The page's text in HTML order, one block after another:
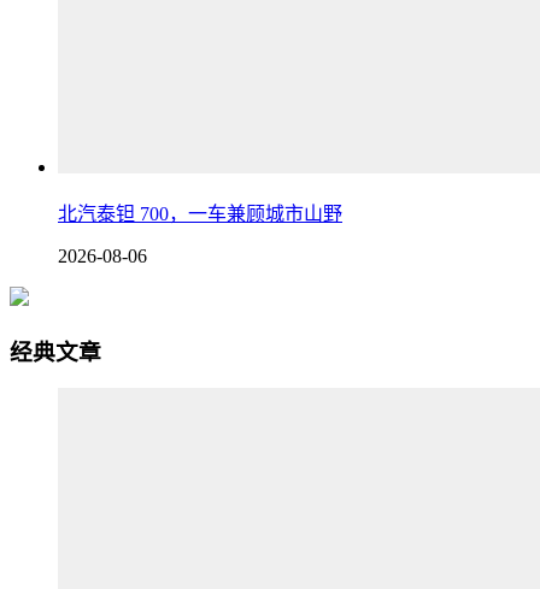
北汽泰钽 700，一车兼顾城市山野
2026-08-06
经典文章